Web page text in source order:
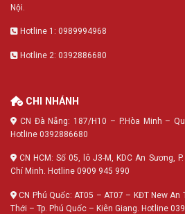
Nội.
Hotline 1: 0989994968
Hotline 2: 0392886680
CHI NHÁNH
CN Đà Nẵng: 187/H10 – P.Hòa Minh –
Hotline 0392886680
CN HCM: Số 05, lô J3-M, KDC An Sương,
Chí Minh. Hotline 0909 945 990
CN Phú Quốc: AT05 – AT07 – KĐT New
Thới – Tp. Phú Quốc – Kiên Giang. Hotline